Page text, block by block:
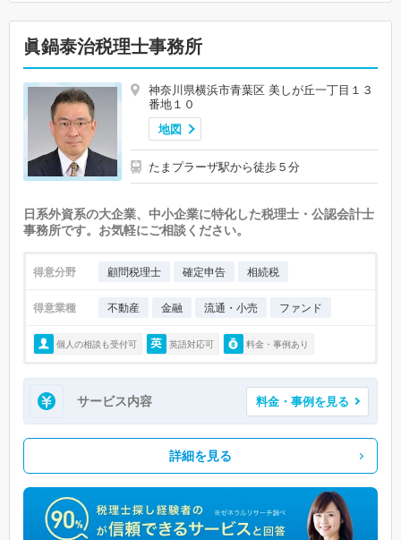
眞鍋泰治税理士事務所
神奈川県横浜市青葉区 美しが丘一丁目１３
番地１０
地図
たまプラーザ駅から徒歩５分
日系外資系の大企業、中小企業に特化した税理士・公認会計士
事務所です。お気軽にご相談ください。
得意分野 顧問税理士 確定申告 相続税
得意業種 不動産 金融 流通・小売 ファンド
個人の相談も受付可 英語対応可 料金・事例あり
サービス内容 料金・事例を見る
詳細を見る